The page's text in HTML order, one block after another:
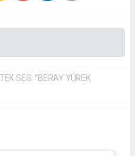
SES: “BERAY YÜREK